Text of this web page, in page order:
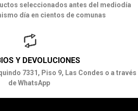
seleccionados antes del mediodía
día en cientos de comunas
Y DEVOLUCIONES
7331, Piso 9, Las Condes o a través
de WhatsApp